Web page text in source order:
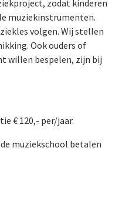
zodat kinderen
muziekinstrumenten.
volgen. Wij stellen
Ook ouders of
willen bespelen, zijn bij
€ 120,- per/jaar.
muziekschool betalen